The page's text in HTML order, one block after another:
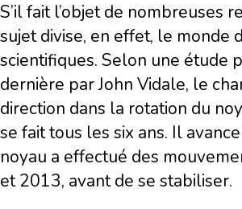
S’il fait l’objet de nombreuses
sujet divise, en effet, le monde
scientifiques. Selon une étude
dernière par John Vidale, le
direction dans la rotation du
se fait tous les six ans. Il
noyau a effectué des
et 2013, avant de se stabiliser.